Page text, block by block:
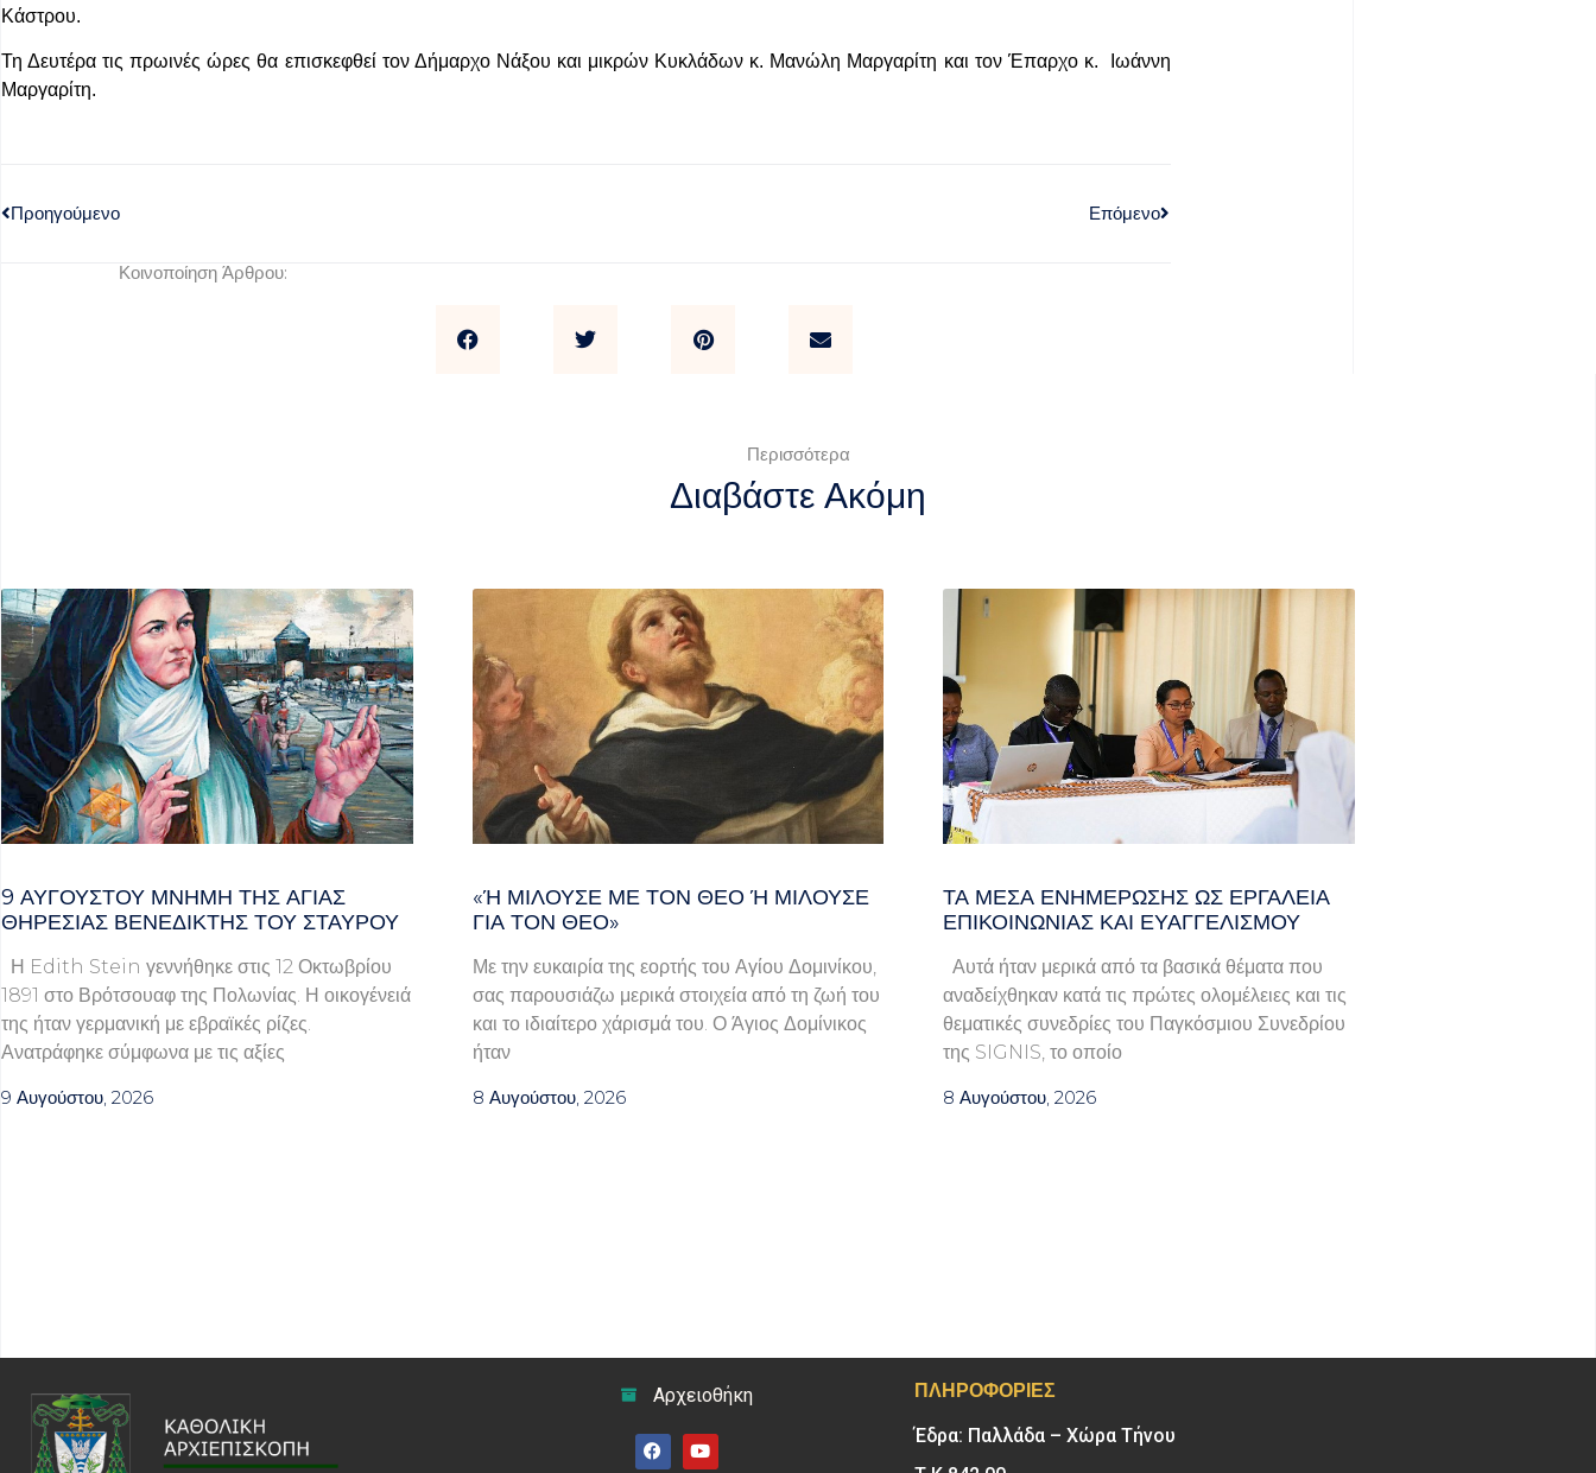
Κάστρου.
Τη Δευτέρα τις πρωινές ώρες θα επισκεφθεί τον Δήμαρχο Νάξου και μικρών Κυκλάδων κ. Μανώλη Μαργαρίτη και τον Έπαρχο κ. Ιωάννη
Μαργαρίτη.
Προηγούμενο Επόμενο
Κοινοποίηση Άρθρου:
Περισσότερα
Διαβάστε Ακόμη
9 ΑΥΓΟΥΣΤΟΥ ΜΝΗΜΗ ΤΗΣ ΑΓΙΑΣ
ΘΗΡΕΣΙΑΣ ΒΕΝΕΔΙΚΤΗΣ ΤΟΥ ΣΤΑΥΡΟΥ
Η Edith Stein γεννήθηκε στις 12 Οκτωβρίου
1891 στο Βρότσουαφ της Πολωνίας. Η οικογένειά
της ήταν γερμανική με εβραϊκές ρίζες.
Ανατράφηκε σύμφωνα με τις αξίες
9 Αυγούστου, 2026
«Ή ΜΙΛΟΎΣΕ ΜΕ ΤΟΝ ΘΕΌ Ή ΜΙΛΟΎΣΕ ΓΙ
Α ΤΟΝ ΘΕΌ»
Με την ευκαιρία της εορτής του Αγίου Δομινίκου,
σας παρουσιάζω μερικά στοιχεία από τη ζωή του
και το ιδιαίτερο χάρισμά του. Ο Άγιος Δομίνικος
ήταν
8 Αυγούστου, 2026
ΤΑ ΜΈΣΑ ΕΝΗΜΈΡΩΣΗΣ ΩΣ ΕΡΓΑΛΕΊΑ
ΕΠΙΚΟΙΝΩΝΊΑΣ ΚΑΙ ΕΥΑΓΓΕΛΙΣΜΟΎ
Αυτά ήταν μερικά από τα βασικά θέματα που
αναδείχθηκαν κατά τις πρώτες ολομέλειες και τις
θεματικές συνεδρίες του Παγκόσμιου Συνεδρίου
της SIGNIS, το οποίο
8 Αυγούστου, 2026
Αρχειοθήκη
ΠΛΗΡΟΦΟΡΊΕΣ
Έδρα: Παλλάδα – Χώρα Τήνου